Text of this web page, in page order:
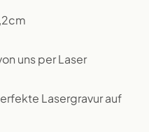
uns per Laser
Lasergravur auf